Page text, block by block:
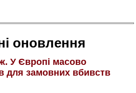
оновлення
У Європі масово
для замовних вбивств